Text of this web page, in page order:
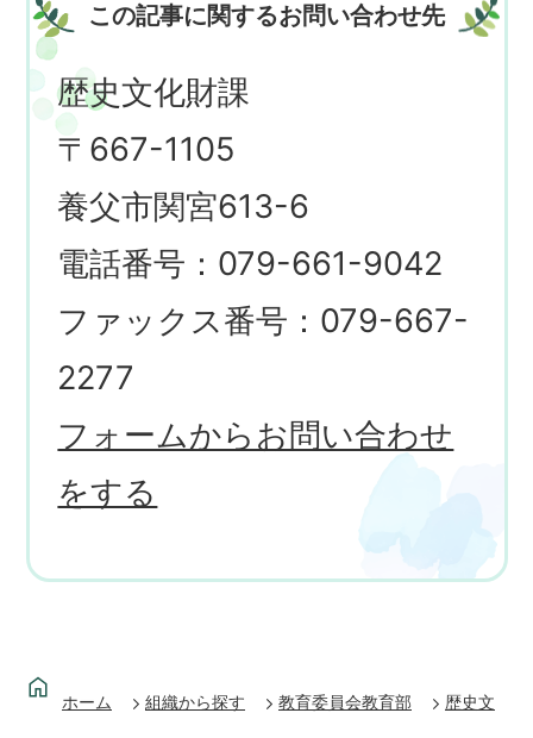
この記事に関するお問い合わせ先
歴史文化財課
〒667-1105
養父市関宮613-6
電話番号：079-661-9042
ファックス番号：079-667-
2277
フォームからお問い合わせ
をする
ホーム 組織から探す 教育委員会教育部 歴史文